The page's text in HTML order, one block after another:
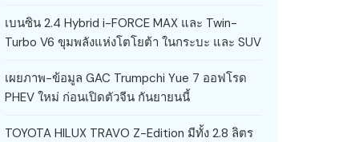
เบนซิน 2.4 Hybrid i-FORCE MAX และ Twin-
Turbo V6 ขุมพลังแห่งโตโยต้า ในกระบะ และ SUV
เผยภาพ-ข้อมูล GAC Trumpchi Yue 7 ออฟโรด
PHEV ใหม่ ก่อนเปิดตัวจีน กันยายนนี้
TOYOTA HILUX TRAVO Z-Edition มีทั้ง 2.8 ลิตร